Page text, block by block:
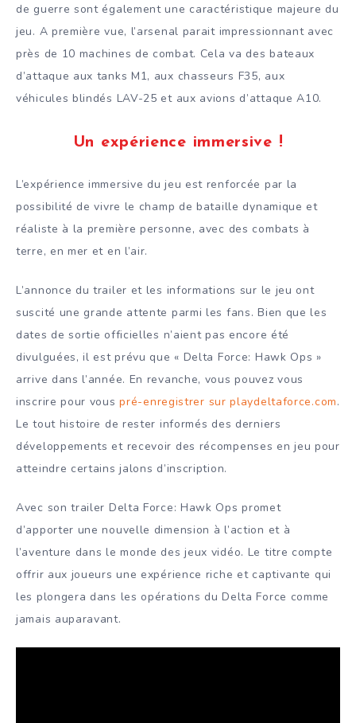
de guerre sont également une caractéristique majeure du
jeu. A première vue, l’arsenal parait impressionnant avec
près de 10 machines de combat. Cela va des bateaux
d’attaque aux tanks M1, aux chasseurs F35, aux
véhicules blindés LAV-25 et aux avions d’attaque A10.
Un expérience immersive !
L’expérience immersive du jeu est renforcée par la
possibilité de vivre le champ de bataille dynamique et
réaliste à la première personne, avec des combats à
terre, en mer et en l’air.
L’annonce du trailer et les informations sur le jeu ont
suscité une grande attente parmi les fans. Bien que les
dates de sortie officielles n’aient pas encore été
divulguées, il est prévu que « Delta Force: Hawk Ops »
arrive dans l’année. En revanche, vous pouvez vous
inscrire pour vouspré-enregistrer sur playdeltaforce.com.
Le tout histoire de rester informés des derniers
développements et recevoir des récompenses en jeu pour
atteindre certains jalons d’inscription.
Avec son trailer Delta Force: Hawk Ops promet
d’apporter une nouvelle dimension à l’action et à
l’aventure dans le monde des jeux vidéo. Le titre compte
offrir aux joueurs une expérience riche et captivante qui
les plongera dans les opérations du Delta Force comme
jamais auparavant.